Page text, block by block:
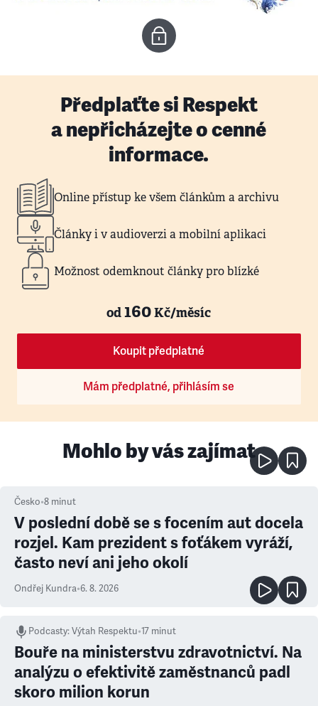
Předplaťte si Respekt
a nepřicházejte o cenné
informace.
Online přístup ke všem článkům a archivu
Články i v audioverzi a mobilní aplikaci
Možnost odemknout články pro blízké
od160Kč/měsíc
Koupit předplatné
Mám předplatné, přihlásím se
Mohlo by vás zajímat
Česko•8 minut
V poslední době se s focením aut docela
rozjel. Kam prezident s foťákem vyráží,
často neví ani jeho okolí
Ondřej Kundra•6. 8. 2026
Podcasty:Výtah Respektu•17 minut
Bouře na ministerstvu zdravotnictví. Na
analýzu o efektivitě zaměstnanců padl
skoro milion korun